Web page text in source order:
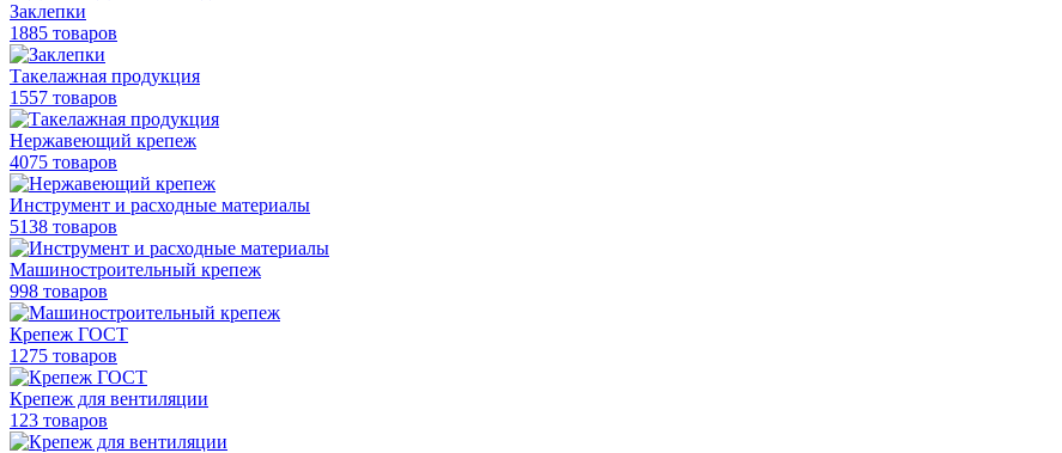
Заклепки
1885 товаров
Такелажная продукция
1557 товаров
Нержавеющий крепеж
4075 товаров
Инструмент и расходные материалы
5138 товаров
Машиностроительный крепеж
998 товаров
Крепеж ГОСТ
1275 товаров
Крепеж для вентиляции
123 товаров